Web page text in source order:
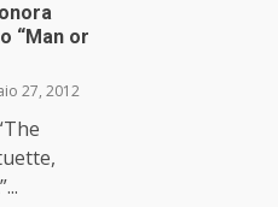
“Man or
27, 2012